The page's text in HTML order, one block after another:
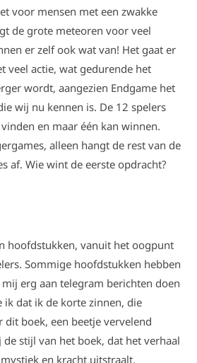
voor mensen met een zwakke
de grote meteoren voor veel
er zelf ook wat van! Het gaat er
veel actie, wat gedurende het
wordt, aangezien Endgame het
wij nu kennen is. De 12 spelers
en maar één kan winnen.
alleen hangt de rest van de
af. Wie wint de eerste opdracht?
hoofdstukken, vanuit het oogpunt
Sommige hoofdstukken hebben
erg aan telegram berichten doen
ik dat ik de korte zinnen, die
boek, een beetje vervelend
stijl van het boek, dat het verhaal
en kracht uitstraalt.